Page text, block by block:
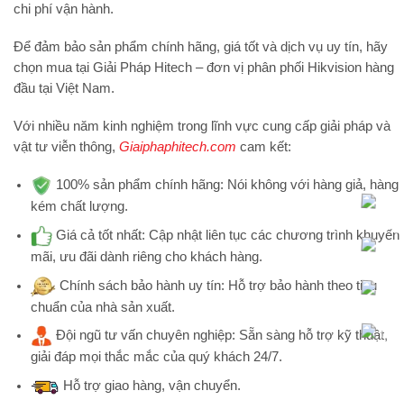
chi phí vận hành.
Để đảm bảo sản phẩm chính hãng, giá tốt và dịch vụ uy tín, hãy
chọn mua tại Giải Pháp Hitech – đơn vị phân phối Hikvision hàng
đầu tại Việt Nam.
Với nhiều năm kinh nghiệm trong lĩnh vực cung cấp giải pháp và
vật tư viễn thông, Giaiphaphitech.com cam kết:
100% sản phẩm chính hãng: Nói không với hàng giả, hàng
kém chất lượng.
Giá cả tốt nhất: Cập nhật liên tục các chương trình khuyến
mãi, ưu đãi dành riêng cho khách hàng.
Chính sách bảo hành uy tín: Hỗ trợ bảo hành theo tiêu
chuẩn của nhà sản xuất.
Đội ngũ tư vấn chuyên nghiệp: Sẵn sàng hỗ trợ kỹ thuật,
giải đáp mọi thắc mắc của quý khách 24/7.
Hỗ trợgiao hàng, vận chuyển.